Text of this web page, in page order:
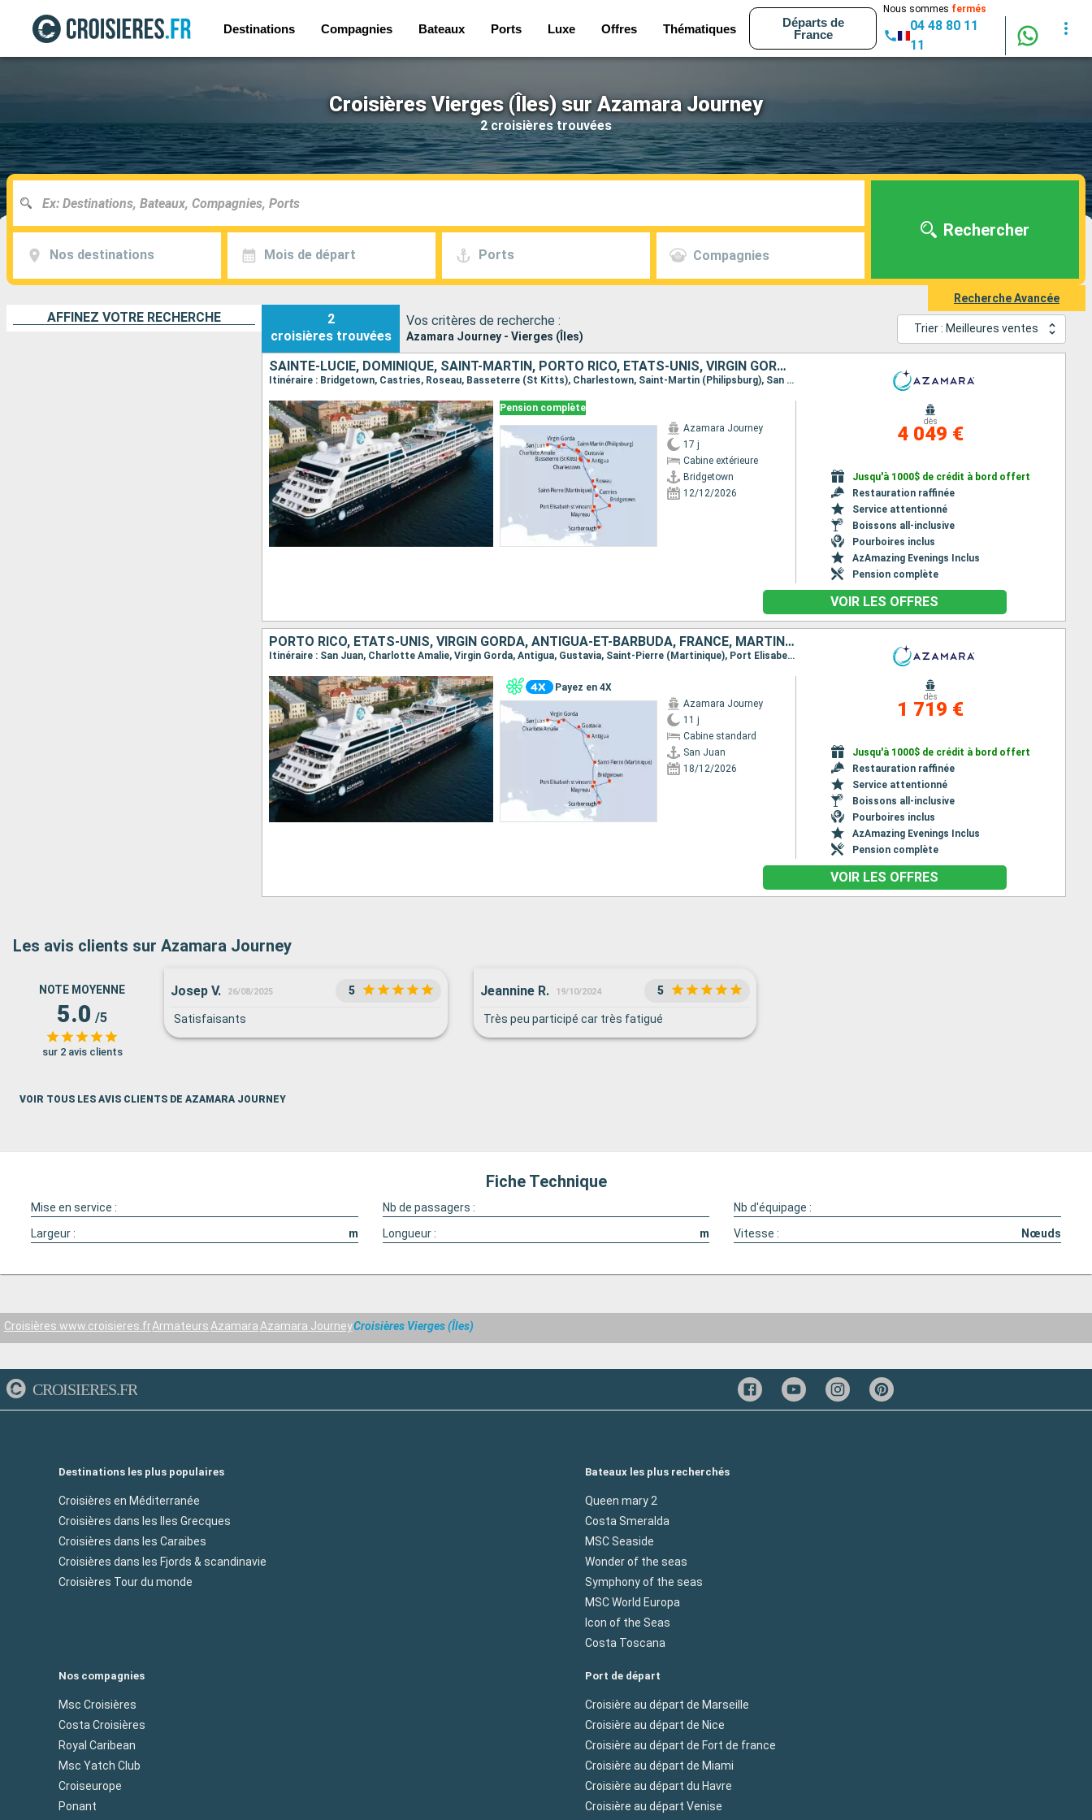
Destinations Compagnies Bateaux Ports Luxe Offres Thématiques
Départs de
France
Nous sommes fermés
04 48 80 11
11
Croisières Vierges (Îles) sur Azamara Journey
2 croisières trouvées
Nos destinations Mois de départ Ports Compagnies
Rechercher
Recherche Avancée
AFFINEZ VOTRE RECHERCHE
2
croisières trouvées
Vos critères de recherche :
Azamara Journey - Vierges (Îles)
Trier : Meilleures ventes
SAINTE-LUCIE, DOMINIQUE, SAINT-MARTIN, PORTO RICO, ÉTATS-UNIS, VIRGIN GORDA, ANTIGUA-ET-BARBUDA, FRANCE, MARTINIQUE, TRINITÉ-ET-TOBAGO, SAINT VINCENT-ET-LES-GRENADINES, BARBADE
Itinéraire : Bridgetown, Castries, Roseau, Basseterre (St Kitts), Charlestown, Saint-Martin (Philipsburg), San Juan, Charlotte Amalie, Virgin Gorda, Antigua, Gustavia, Saint-Pierre (Martinique), Port Elisabeth st vincent, Scarborough, Mayreau, Bridgetown
Pension complète
Azamara Journey
17 j
Cabine extérieure
Bridgetown
12/12/2026
dès
4 049 €
Jusqu'à 1000$ de crédit à bord offert
Restauration raffinée
Service attentionné
Boissons all-inclusive
Pourboires inclus
AzAmazing Evenings Inclus
Pension complète
VOIR LES OFFRES
PORTO RICO, ÉTATS-UNIS, VIRGIN GORDA, ANTIGUA-ET-BARBUDA, FRANCE, MARTINIQUE, SAINT VINCENT-ET-LES-GRENADINES, TRINITÉ-ET-TOBAGO, BARBADE
Itinéraire : San Juan, Charlotte Amalie, Virgin Gorda, Antigua, Gustavia, Saint-Pierre (Martinique), Port Elisabeth st vincent, Scarborough, Mayreau, Bridgetown
Payez en 4X
Azamara Journey
11 j
Cabine standard
San Juan
18/12/2026
dès
1 719 €
Jusqu'à 1000$ de crédit à bord offert
Restauration raffinée
Service attentionné
Boissons all-inclusive
Pourboires inclus
AzAmazing Evenings Inclus
Pension complète
VOIR LES OFFRES
Les avis clients sur Azamara Journey
NOTE MOYENNE
5.0 /5
sur 2 avis clients
Josep V. 26/08/2025 5
Satisfaisants
Jeannine R. 19/10/2024 5
Très peu participé car très fatigué
VOIR TOUS LES AVIS CLIENTS DE AZAMARA JOURNEY
Fiche Technique
Mise en service : Nb de passagers :
Nb d'équipage :
Largeur :
m Longueur : m Vitesse : Nœuds
Croisières www.croisieres.frArmateursAzamaraAzamara JourneyCroisières Vierges (Îles)
CROISIERES.FR
Destinations les plus populaires
Croisières en Méditerranée
Croisières dans les Iles Grecques
Croisières dans les Caraibes
Croisières dans les Fjords & scandinavie
Croisières Tour du monde
Bateaux les plus recherchés
Queen mary 2
Costa Smeralda
MSC Seaside
Wonder of the seas
Symphony of the seas
MSC World Europa
Icon of the Seas
Costa Toscana
Nos compagnies
Msc Croisières
Costa Croisières
Royal Caribean
Msc Yatch Club
Croiseurope
Ponant
Port de départ
Croisière au départ de Marseille
Croisière au départ de Nice
Croisière au départ de Fort de france
Croisière au départ de Miami
Croisière au départ du Havre
Croisière au départ Venise